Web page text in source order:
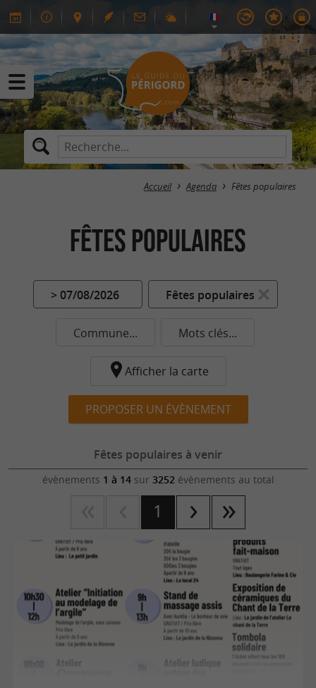
Accueil Agenda Fêtes populaires
Fêtes populaires
> 07/08/2026 Fêtes populaires
Commune... Mots clés...
Afficher la carte
PROPOSER UN ÉVÈNEMENT
Fêtes populaires à venir
évènements 1 à 14sur 3252évènements au total
1